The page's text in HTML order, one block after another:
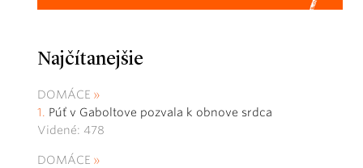
Najčítanejšie
DOMÁCE
Púť v Gaboltove pozvala k obnove srdca
Videné: 478
DOMÁCE